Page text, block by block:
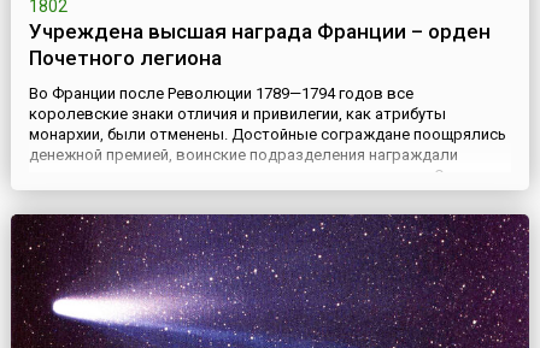
1802
Учреждена высшая награда Франции – орден
Почетного легиона
Во Франции после Революции 1789—1794 годов все
королевские знаки отличия и привилегии, как атрибуты
монархии, были отменены. Достойные сограждане поощрялись
денежной премией, воинские подразделения награждали
почетными знаменами, а воинов – именным оружием. Однако,
вскоре стало ясно, что этих мер поощрения недостаточно, и
Первый консул Франции Наполеон Бонапарт принял решение о
создании новой наци...